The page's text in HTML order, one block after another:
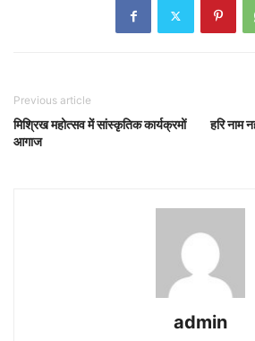
Previous article
मिश्रिख महोत्सव में सांस्कृतिक कार्यक्रमों
आगाज
हरि नाम
admin